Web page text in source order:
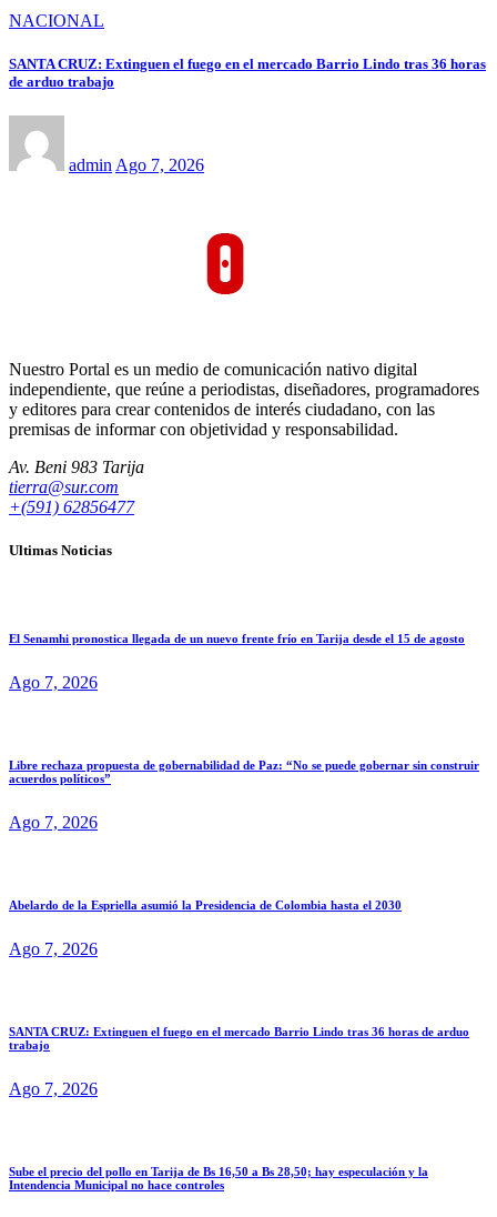
NACIONAL
SANTA CRUZ: Extinguen el fuego en el mercado Barrio Lindo tras 36 horas
de arduo trabajo
admin Ago 7, 2026
Nuestro Portal es un medio de comunicación nativo digital
independiente, que reúne a periodistas, diseñadores, programadores
y editores para crear contenidos de interés ciudadano, con las
premisas de informar con objetividad y responsabilidad.
Av. Beni 983 Tarija
tierra@sur.com
+(591) 62856477
Ultimas Noticias
El Senamhi pronostica llegada de un nuevo frente frío en Tarija desde el 15 de agosto
Ago 7, 2026
Libre rechaza propuesta de gobernabilidad de Paz: “No se puede gobernar sin construir
acuerdos políticos”
Ago 7, 2026
Abelardo de la Espriella asumió la Presidencia de Colombia hasta el 2030
Ago 7, 2026
SANTA CRUZ: Extinguen el fuego en el mercado Barrio Lindo tras 36 horas de arduo
trabajo
Ago 7, 2026
Sube el precio del pollo en Tarija de Bs 16,50 a Bs 28,50; hay especulación y la
Intendencia Municipal no hace controles